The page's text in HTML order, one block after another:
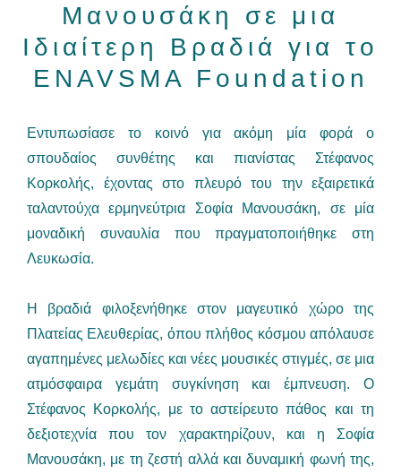
Μανουσάκη σε μια
Ιδιαίτερη Βραδιά για το
ENAVSMA Foundation
Εντυπωσίασε το κοινό για ακόμη μία φορά ο
σπουδαίος συνθέτης και πιανίστας Στέφανος
Κορκολής, έχοντας στο πλευρό του την εξαιρετικά
ταλαντούχα ερμηνεύτρια Σοφία Μανουσάκη, σε μία
μοναδική συναυλία που πραγματοποιήθηκε στη
Λευκωσία.
Η βραδιά φιλοξενήθηκε στον μαγευτικό χώρο της
Πλατείας Ελευθερίας, όπου πλήθος κόσμου απόλαυσε
αγαπημένες μελωδίες και νέες μουσικές στιγμές, σε μια
ατμόσφαιρα γεμάτη συγκίνηση και έμπνευση. Ο
Στέφανος Κορκολής, με το αστείρευτο πάθος και τη
δεξιοτεχνία που τον χαρακτηρίζουν, και η Σοφία
Μανουσάκη, με τη ζεστή αλλά και δυναμική φωνή της,